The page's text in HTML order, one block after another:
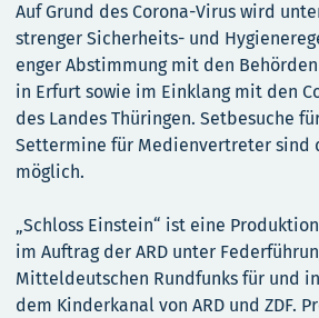
Auf Grund des Corona-Virus wird
strenger Sicherheits- und
enger Abstimmung mit den
in Erfurt sowie im Einklang mit den
des Landes Thüringen. Setbesuche
Settermine für Medienvertreter sind
möglich.
„Schloss Einstein“ ist eine
im Auftrag der ARD unter
Mitteldeutschen Rundfunks für und
dem Kinderkanal von ARD und ZDF.